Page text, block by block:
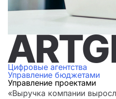
Цифровые агентства
Управление бюджетами
Управление проектами
«Выручка компании